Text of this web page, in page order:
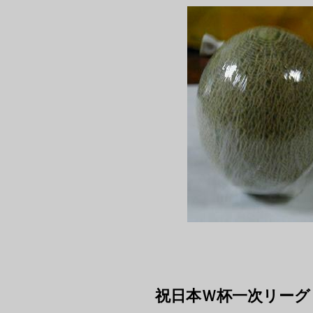
祝日本Ｗ杯一次リー